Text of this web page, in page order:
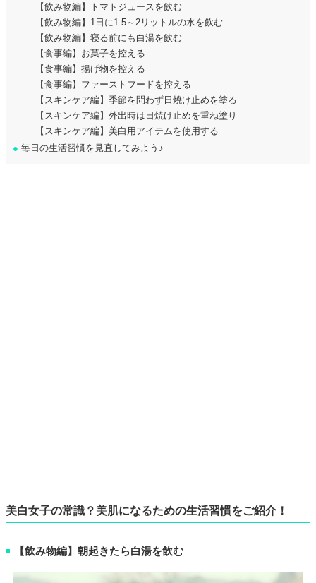
【飲み物編】トマトジュースを飲む
【飲み物編】1日に1.5～2リットルの水を飲む
【飲み物編】寝る前にも白湯を飲む
【食事編】お菓子を控える
【食事編】揚げ物を控える
【食事編】ファーストフードを控える
【スキンケア編】季節を問わず日焼け止めを塗る
【スキンケア編】外出時は日焼け止めを重ね塗り
【スキンケア編】美白用アイテムを使用する
● 毎日の生活習慣を見直してみよう♪
美白女子の常識？美肌になるための生活習慣をご紹介！
■ 【飲み物編】朝起きたら白湯を飲む